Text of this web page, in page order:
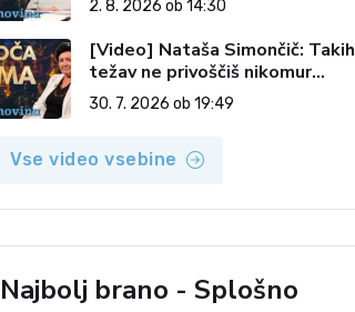
(Vroča tema, 2. 8. 2026)
2. 8. 2026 ob 14:30
[Video] Nataša Simončič: Takih
težav ne privoščiš nikomur
(Vroča tema, 30. 7. 2026)
30. 7. 2026 ob 19:49
Vse video vsebine
Najbolj brano - Splošno